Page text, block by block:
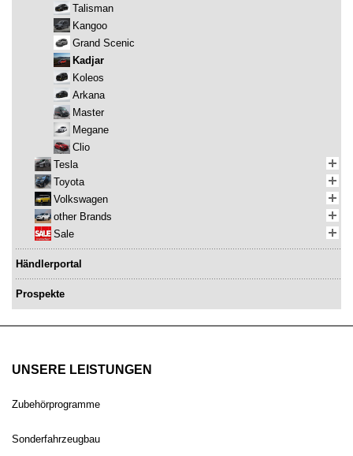
Talisman
Kangoo
Grand Scenic
Kadjar
Koleos
Arkana
Master
Megane
Clio
Tesla
Toyota
Volkswagen
other Brands
Sale
Händlerportal
Prospekte
UNSERE LEISTUNGEN
Zubehörprogramme
Sonderfahrzeugbau